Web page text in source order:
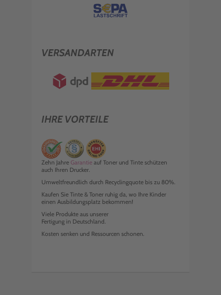
VERSANDARTEN
IHRE VORTEILE
Zehn Jahre Garantie auf Toner und Tinte schützen
auch Ihren Drucker.
Umweltfreundlich durch Recyclingquote bis zu 80%.
Kaufen Sie Tinte & Toner ruhig da, wo Ihre Kinder
einen Ausbildungsplatz bekommen!
Viele Produkte aus unserer
Fertigung in Deutschland.
Kosten senken und Ressourcen schonen.